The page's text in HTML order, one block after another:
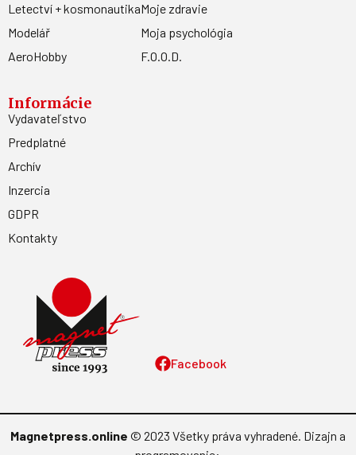
Facebook
Letectví + kosmonautika
Modelář
AeroHobby
Moje zdravie
Moja psychológia
F.O.O.D.
Informácie
Vydavateľstvo
Predplatné
Archív
Inzercia
GDPR
Kontakty
Magnetpress.online © 2023 Všetky práva vyhradené. Dizajn a